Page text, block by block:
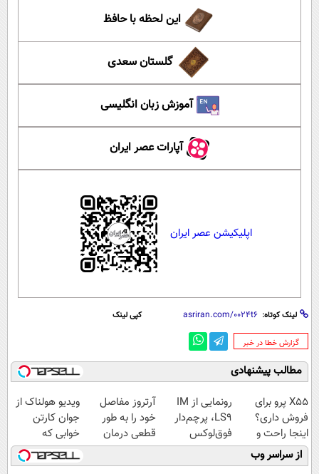
این لحظه با حافظ
گلستان سعدی
آموزش زبان انگلیسی
آپارات عصر ایران
اپلیکیشن عصر ایران
لینک کوتاه: کپی لینک
‌گزارش خطا در خبر
مطالب پیشنهادی
X55 پرو برای
فروش داری؟
اینجا راحت و
سریع بفروشش
رونمایی از IM
LS9، پرچم‌دار
فوق‌لوکس
EREV وارد بازار
ایران شد
آرتروز مفاصل
خود را به طور
قطعی درمان
کنید!
◗پرسش‌نامه◖
ویدیو هولناک از
جوان کارتن
خوابی که
میلیاردر شد.
آموزش رایگان
از سراسر وب